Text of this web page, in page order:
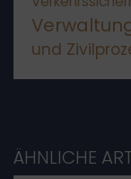
und
ÄHNLICHE